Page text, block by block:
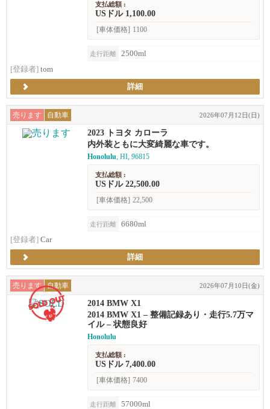
支払総額 :
USドル 1,100.00
[車体価格] 1100
走行距離
2500ml
[登録者] tom
詳細
売ります 自動車 2026年07月12日(日)
2023 トヨタ カローラ
内外装ともに大変綺麗な車です。
Honolulu, HI, 96815
支払総額 :
USドル 22,500.00
[車体価格] 22,500
走行距離
6680ml
[登録者] Car
詳細
売ります 自動車 2026年07月10日(金)
2014 BMW X1
2014 BMW X1 – 整備記録あり・走行5.7万マ
イル – 状態良好
Honolulu
支払総額 :
USドル 7,400.00
[車体価格] 7400
走行距離
57000ml